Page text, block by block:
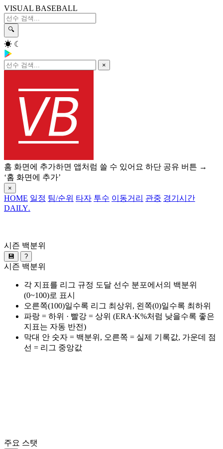
VISUAL BASEBALL
🔍
☀ ☾
×
홈 화면에 추가하면 앱처럼 쓸 수 있어요 하단 공유 버튼 →
‘홈 화면에 추가’
×
HOME 일정 팀/순위 타자 투수 이동거리 관중 경기시간
DAILY.
시즌 백분위
💾 ?
시즌 백분위
각 지표를 리그 규정 도달 선수 분포에서의 백분위
(0~100)로 표시
오른쪽(100)일수록 리그 최상위, 왼쪽(0)일수록 최하위
파랑 = 하위 · 빨강 = 상위 (ERA·K%처럼 낮을수록 좋은
지표는 자동 반전)
막대 안 숫자 = 백분위, 오른쪽 = 실제 기록값, 가운데 점
선 = 리그 중앙값
주요 스탯